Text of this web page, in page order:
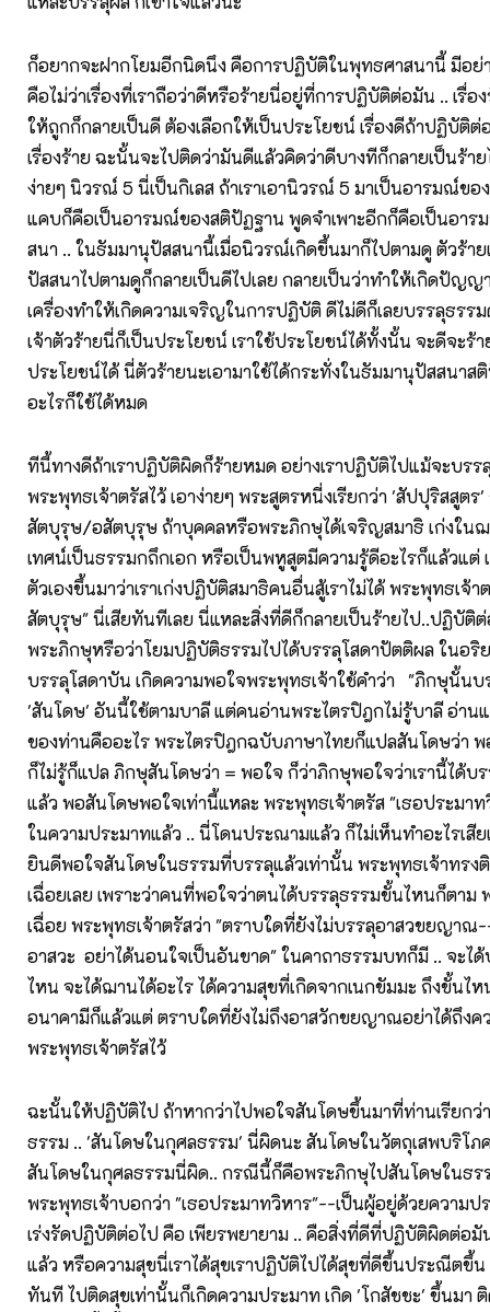
ก็อยากจะฝากโยมอีกนิดนึง คือการปฏิบัติในพุทธศาสนานี้ มีอย่
คือไม่ว่าเรื่องที่เราถือว่าดีหรือร้ายนี่อยู่ที่การปฏิบัติต่อมัน .. เรื่
ให้ถูกก็กลายเป็นดี ต้องเลือกให้เป็นประโยชน์ เรื่องดีถ้าปฏิบัติ
เรื่องร้าย ฉะนั้นจะไปติดว่ามันดีแล้วคิดว่าดีบางทีก็กลายเป็นร้า
ง่ายๆ นิวรณ์ 5 นี่เป็นกิเลส ถ้าเราเอานิวรณ์ 5 มาเป็นอารมณ์ข
แคบก็คือเป็นอารมณ์ของสติปัฏฐาน พูดจำเพาะอีกก็คือเป็นอา
สนา .. ในธัมมานุปัสสนานี้เมื่อนิวรณ์เกิดขึ้นมาก็ไปตามดู ตัวร้า
ปัสสนาไปตามดูก็กลายเป็นดีไปเลย กลายเป็นว่าทำให้เกิดปัญญ
เครื่องทำให้เกิดความเจริญในการปฏิบัติ ดีไม่ดีก็เลยบรรลุธร
เจ้าตัวร้ายนี่ก็เป็นประโยชน์ เราใช้ประโยชน์ได้ทั้งนั้น จะดีจะร้า
ประโยชน์ได้ นี่ตัวร้ายนะเอามาใช้ได้กระทั่งในธัมมานุปัสสนาส
อะไรก็ใช้ได้หมด
ทีนี้ทางดีถ้าเราปฏิบัติผิดก็ร้ายหมด อย่างเราปฏิบัติไปแม้จะบรร
พระพุทธเจ้าตรัสไว้ เอาง่ายๆ พระสูตรหนี่งเรียกว่า 'สัปปุริสสูต
สัตบุรุษ/อสัตบุรุษ ถ้าบุคคลหรือพระภิกษุได้เจริญสมาธิ เก่งใน
เทศน์เป็นธรรมกถึกเอก หรือเป็นพหูสูตมีความรู้ดีอะไรก็แล้วแต่
ตัวเองขึ้นมาว่าเราเก่งปฏิบัติสมาธิคนอื่นสู้เราไม่ได้ พระพุทธเจ้า
สัตบุรุษ" นี่เสียทันทีเลย นี่แหละสิ่งที่ดีก็กลายเป็นร้ายไป..ปฏิบัติ
พระภิกษุหรือว่าโยมปฏิบัติธรรมไปได้บรรลุโสดาปัตติผล ในอริ
บรรลุโสดาบัน เกิดความพอใจพระพุทธเจ้าใช้คำว่า "ภิกษุนั้นบ
'สันโดษ' อันนี้ใช้ตามบาลี แต่คนอ่านพระไตรปิฎกไม่รู้บาลี อ่าน
ของท่านคืออะไร พระไตรปิฎกฉบับภาษาไทยก็แปลสันโดษว่า พ
ก็ไม่รู้ก็แปล ภิกษุสันโดษว่า = พอใจ ก็ว่าภิกษุพอใจว่าเรานี้ได้บ
แล้ว พอสันโดษพอใจเท่านี้แหละ พระพุทธเจ้าตรัส "เธอประมา
ในความประมาทแล้ว .. นี่โดนประณามแล้ว ก็ไม่เห็นทำอะไรเสี
ยินดีพอใจสันโดษในธรรมที่บรรลุแล้วเท่านั้น พระพุทธเจ้าทร
เฉื่อยเลย เพราะว่าคนที่พอใจว่าตนได้บรรลุธรรมขั้นไหนก็ตาม
เฉื่อย พระพุทธเจ้าตรัสว่า "ตราบใดที่ยังไม่บรรลุอาสวขยญาณ
อาสวะ อย่าได้นอนใจเป็นอันขาด" ในคาถาธรรมบทก็มี .. จะไ
ไหน จะได้ฌานได้อะไร ได้ความสุขที่เกิดจากเนกขัมมะ ถึงขั้นไ
อนาคามีก็แล้วแต่ ตราบใดที่ยังไม่ถึงอาสวักขยญาณอย่าได้ถึงค
พระพุทธเจ้าตรัสไว้
ฉะนั้นให้ปฏิบัติไป ถ้าหากว่าไปพอใจสันโดษขึ้นมาที่ท่านเรียกว่
ธรรม .. 'สันโดษในกุศลธรรม' นี่ผิดนะ สันโดษในวัตถุเสพบริโภ
สันโดษในกุศลธรรมนี่ผิด.. กรณีนี้ก็คือพระภิกษุไปสันโดษในธร
พระพุทธเจ้าบอกว่า "เธอประมาทวิหาร"--เป็นผู้อยู่ด้วยความป
เร่งรัดปฏิบัติต่อไป คือ เพียรพยายาม .. คือสิ่งที่ดีที่ปฏิบัติผิดต่อมั
แล้ว หรือความสุขนี่เราได้สุขเราปฏิบัติไปได้สุขที่ดีขึ้นประณีตขึ้น
ทันที ไปติดสุขเท่านั้นก็เกิดความประมาท เกิด 'โกสัชชะ' ขึ้นมา